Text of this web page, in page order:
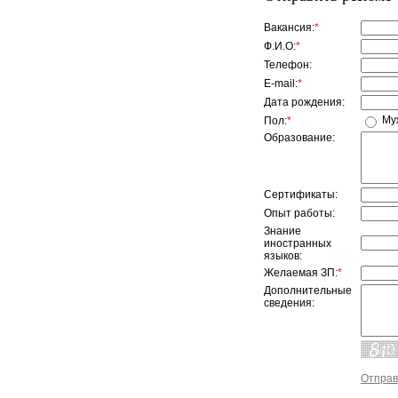
Вакансия:*
Ф.И.О:*
Телефон:
E-mail:*
Дата рождения:
Пол:*
Образование:
Сертификаты:
Опыт работы:
Знание
иностранных
языков:
Желаемая ЗП:*
Дополнительные
сведения: